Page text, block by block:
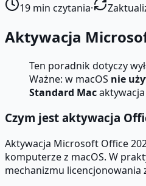
19 min czytania·
Aktywacja
Ten poradnik dotyczy
Ważne: w macOS nie
Standard Mac
Czym jest aktywacja
Aktywacja Microsoft Office
komputerze z macOS. W
mechanizmu